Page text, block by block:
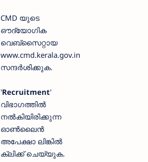
CMD യുടെ
ഔദ്യോഗിക
വെബ്സൈറ്റായ
www.cmd.kerala.gov.in
സന്ദർശിക്കുക.
'Recruitment'
വിഭാഗത്തിൽ
നൽകിയിരിക്കുന്ന
ഓൺലൈൻ
അപേക്ഷാ ലിങ്കിൽ
ക്ലിക്ക് ചെയ്യുക.